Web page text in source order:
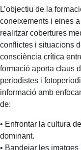
L’objectiu de la
coneixements i eines
realitzar cobertures
conflictes i situacions
consciència crítica
formació aporta claus
periodistes i
informació amb
de:
• Enfrontar la cultura
dominant.
• Bandejar les